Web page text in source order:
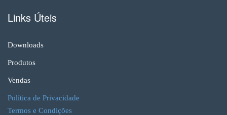
Links Úteis
Downloads
Produtos
Vendas
Política de Privacidade
Termos e Condições